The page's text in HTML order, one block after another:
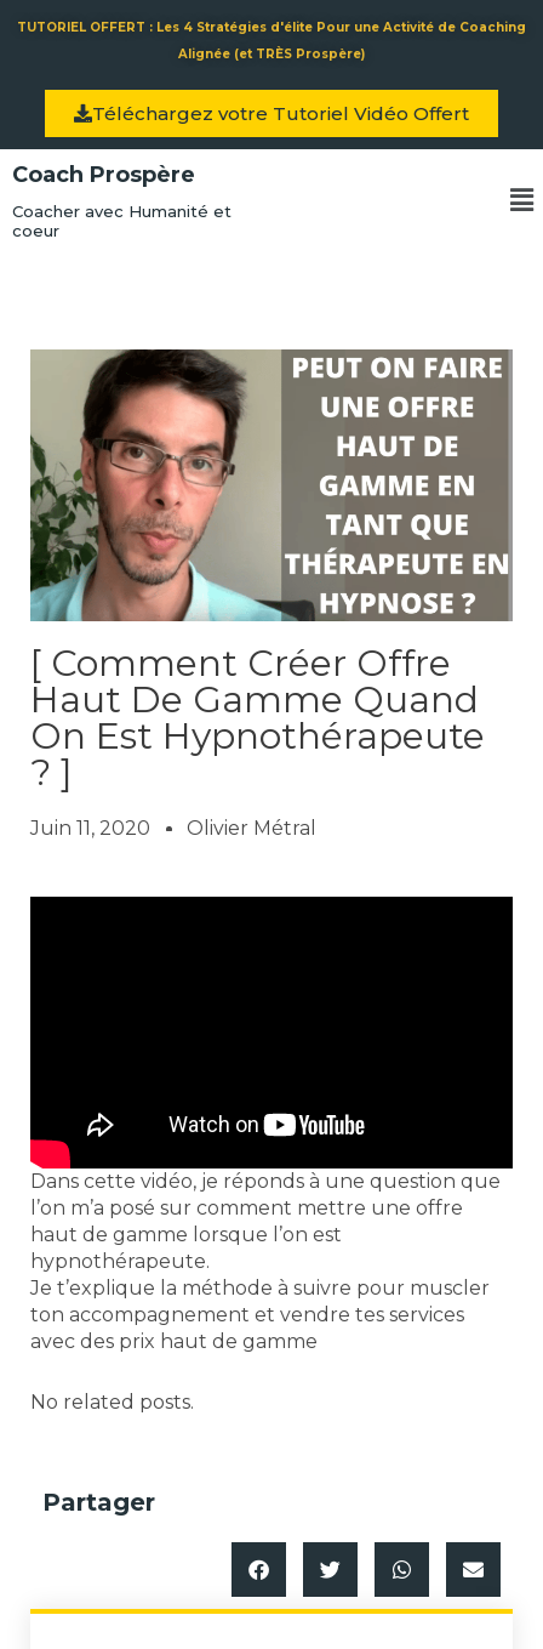
TUTORIEL OFFERT : Les 4 Stratégies d'élite Pour une Activité de Coaching
Alignée (et TRÈS Prospère)
Téléchargez votre Tutoriel Vidéo Offert
Coach Prospère
Coacher avec Humanité et
coeur
[ Comment Créer Offre
Haut De Gamme Quand
On Est Hypnothérapeute
? ]
Juin 11, 2020 Olivier Métral
Dans cette vidéo, je réponds à une question que
l’on m’a posé sur comment mettre une offre
haut de gamme lorsque l’on est
hypnothérapeute.
Je t’explique la méthode à suivre pour muscler
ton accompagnement et vendre tes services
avec des prix haut de gamme
No related posts.
Partager